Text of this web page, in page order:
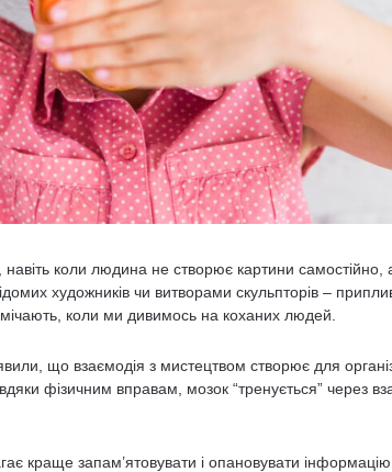
, навіть коли людина не створює картини
художників чи витворами скульпторів –
коли ми дивимось на коханих людей.
що взаємодія з мистецтвом створює для
фізичним вправам, мозок “тренується” через
краще запам’ятовувати і опановувати